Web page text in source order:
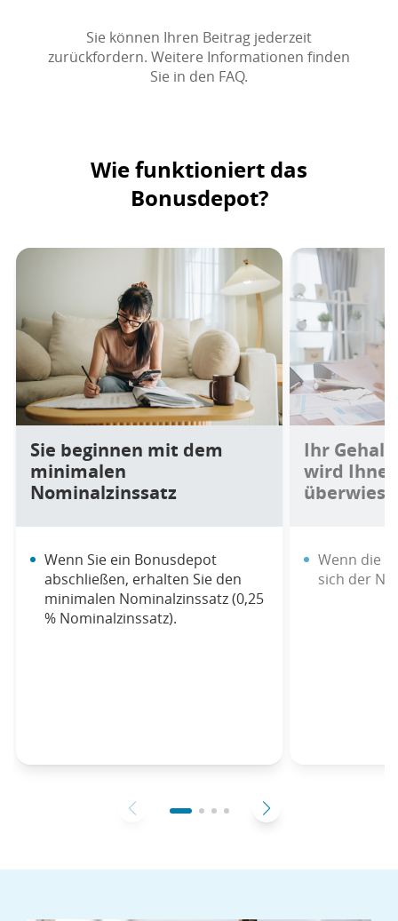
Sie können Ihren Beitrag jederzeit
zurückfordern. Weitere Informationen finden
Sie in den FAQ.
Wie funktioniert das
Bonusdepot?
Sie beginnen mit dem
minimalen
Nominalzinssatz
Wenn Sie ein Bonusdepot
abschließen, erhalten Sie den
minimalen Nominalzinssatz (0,25
% Nominalzinssatz).
Ihr
wird
Wenn die
sich der